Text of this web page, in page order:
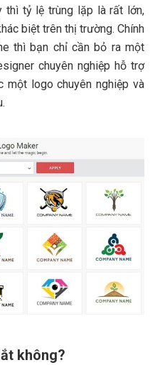
thì tỷ lệ trùng lặp là rất lớn,
biệt trên thị trường. Chính
thì bạn chỉ cần bỏ ra một
chuyên nghiệp hỗ trợ
logo chuyên nghiệp và
không?